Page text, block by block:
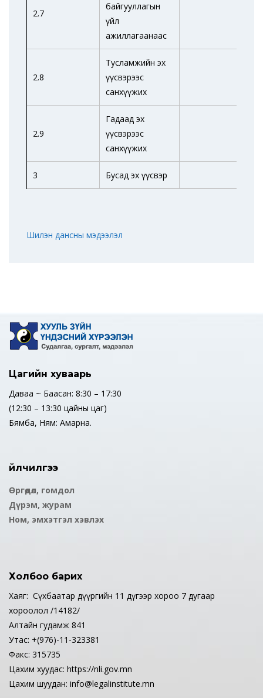
2.7
байгууллагын
үйл
ажиллагаанаас
2.8
Тусламжийн эх
үүсвэрээс
санхүүжих
2.9
Гадаад эх
үүсвэрээс
санхүүжих
3 Бусад эх үүсвэр
Шилэн дансны мэдээлэл
Цагийн хуваарь
Даваа ~ Баасан: 8:30 – 17:30
(12:30 – 13:30 цайны цаг)
Бямба, Ням: Амарна.
Үйлчилгээ
Өргөдөл, гомдол
Дүрэм, журам
Ном, эмхэтгэл хэвлэх
Холбоо барих
Хаяг: Сүхбаатар дүүргийн 11 дүгээр хороо 7 дугаар
хороолол /14182/
Алтайн гудамж 841
Утас: +(976)-11-323381
Факс: 315735
Цахим хуудас: https://nli.gov.mn
Цахим шуудан: info@legalinstitute.mn